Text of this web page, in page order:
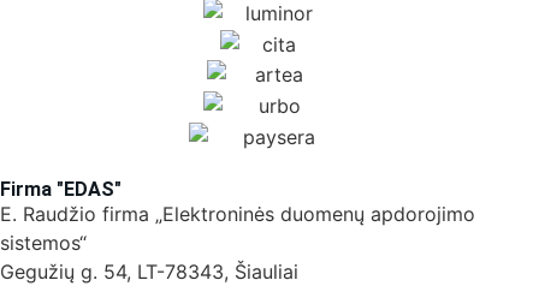
Firma "EDAS"
E. Raudžio firma „Elektroninės duomenų apdorojimo
sistemos“
Gegužių g. 54, LT-78343, Šiauliai